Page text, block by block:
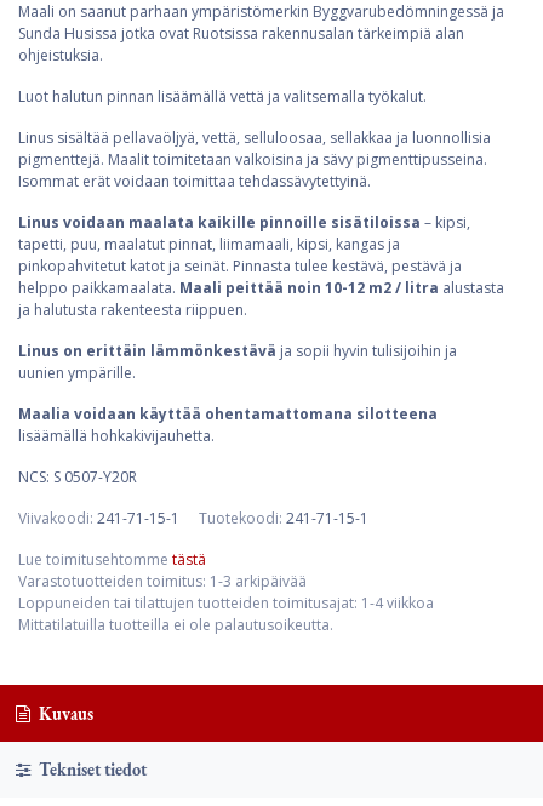
Maali on saanut parhaan ympäristömerkin Byggvarubedömningessä ja
Sunda Husissa jotka ovat Ruotsissa rakennusalan tärkeimpiä alan
ohjeistuksia.
Luot halutun pinnan lisäämällä vettä ja valitsemalla työkalut.
Linus sisältää pellavaöljyä, vettä, selluloosaa, sellakkaa ja luonnollisia
pigmenttejä. Maalit toimitetaan valkoisina ja sävy pigmenttipusseina.
Isommat erät voidaan toimittaa tehdassävytettyinä.
Linus voidaan maalata kaikille pinnoille sisätiloissa – kipsi,
tapetti, puu, maalatut pinnat, liimamaali, kipsi, kangas ja
pinkopahvitetut katot ja seinät. Pinnasta tulee kestävä, pestävä ja
helppo paikkamaalata. Maali peittää noin 10-12 m2 / litra alustasta
ja halutusta rakenteesta riippuen.
Linus on erittäin lämmönkestävä ja sopii hyvin tulisijoihin ja
uunien ympärille.
Maalia voidaan käyttää ohentamattomana silotteena
lisäämällä hohkakivijauhetta.
NCS: S 0507-Y20R
Viivakoodi: 241-71-15-1 Tuotekoodi: 241-71-15-1
Lue toimitusehtomme tästä
Varastotuotteiden toimitus: 1-3 arkipäivää
Loppuneiden tai tilattujen tuotteiden toimitusajat: 1-4 viikkoa
Mittatilatuilla tuotteilla ei ole palautusoikeutta.
Kuvaus
Tekniset tiedot